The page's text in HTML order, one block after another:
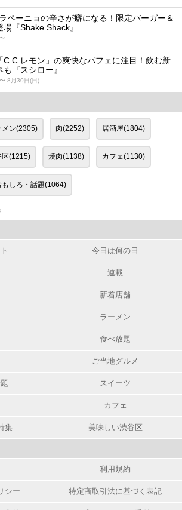
ペーニョの辛さが癖になる！限定バーガー＆
場『Shake Shack』
C.C.レモン」の爽快なパフェに注目！飲む新
『スシロー』
8月30日(日)
メン(2305) 肉(2252) 居酒屋(1804)
区(1215) 焼肉(1138) カフェ(1130)
もしろ・話題(1064)
今日は何の日
連載
新着店舗
ラーメン
食べ放題
ご当地グルメ
スイーツ
カフェ
集 美味しい渋谷区
利用規約
シー 特定商取引法に基づく表記